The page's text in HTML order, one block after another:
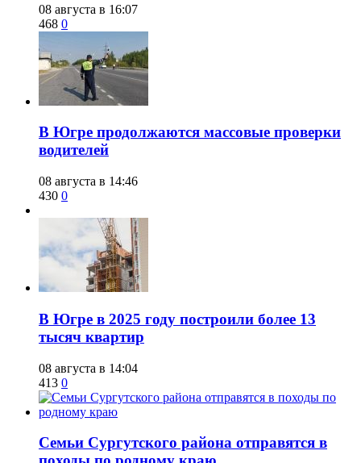
08 августа в 16:07
468 0
​В Югре продолжаются массовые проверки
водителей
08 августа в 14:46
430 0
​В Югре в 2025 году построили более 13
тысяч квартир
08 августа в 14:04
413 0
​Семьи Сургутского района отправятся в